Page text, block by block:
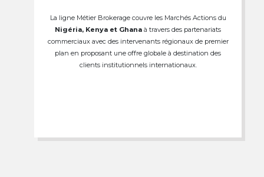
La ligne Métier Brokerage couvre les Marchés Actions du
Nigéria, Kenya et Ghana à travers des partenariats
commerciaux avec des intervenants régionaux de premier
plan en proposant une offre globale à destination des
clients institutionnels internationaux.